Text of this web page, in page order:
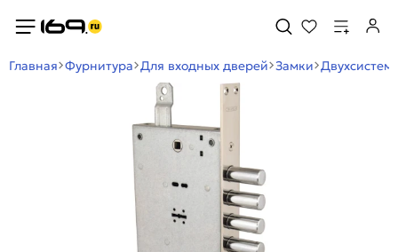
Главная Фурнитура Для входных дверей Замки